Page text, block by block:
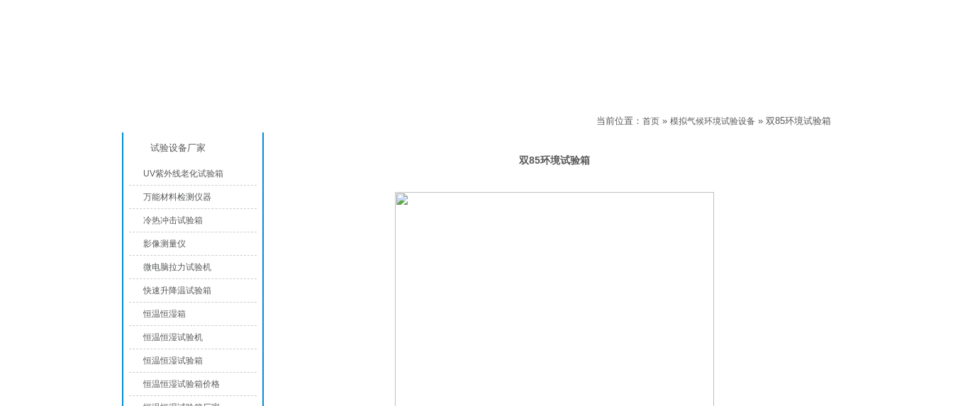
当前位置： 首页 » 模拟气候环境试验设备 » 双85环境试验箱
双85环境试验箱
试验设备厂家
UV紫外线老化试验箱
万能材料检测仪器
冷热冲击试验箱
影像测量仪
微电脑拉力试验机
快速升降温试验箱
恒温恒湿箱
恒温恒湿试验机
恒温恒湿试验箱
恒温恒湿试验箱价格